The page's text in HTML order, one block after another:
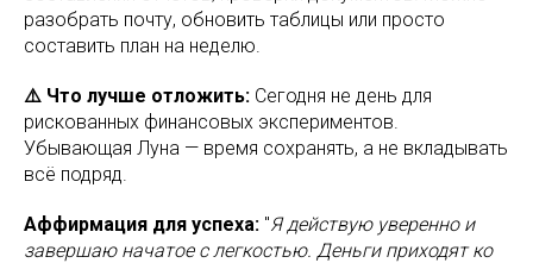
разобрать почту, обновить таблицы или просто
составить план на неделю.
⚠️ Что лучше отложить: Сегодня не день для
рискованных финансовых экспериментов.
Убывающая Луна — время сохранять, а не вкладывать
всё подряд.
Аффирмация для успеха: "Я действую уверенно и
завершаю начатое с легкостью. Деньги приходят ко